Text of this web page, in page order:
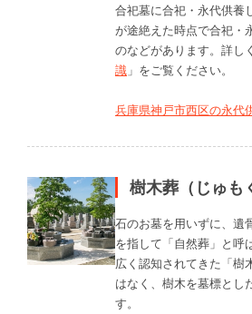
合祀墓に合祀・永代供養
が途絶えた時点で合祀・
のなどがあります。詳し
識 」をご覧ください。
兵庫県神戸市西区の永代
樹木葬（じゅも
石のお墓を用いずに、遺
を指して「自然葬」と呼
広く認知されてきた「樹
はなく、樹木を墓標とし
す。